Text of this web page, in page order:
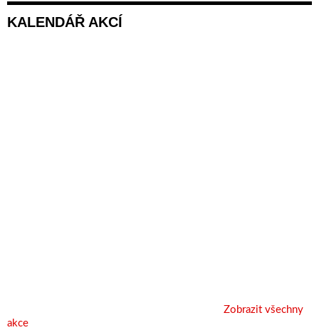
KALENDÁŘ AKCÍ
Zobrazit všechny
akce